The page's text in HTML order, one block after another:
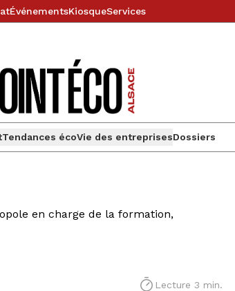
ÉvénementsKiosqueServices
Tendances écoVie des entreprisesDossiers
en charge de la formation,
Lecture 3 min.